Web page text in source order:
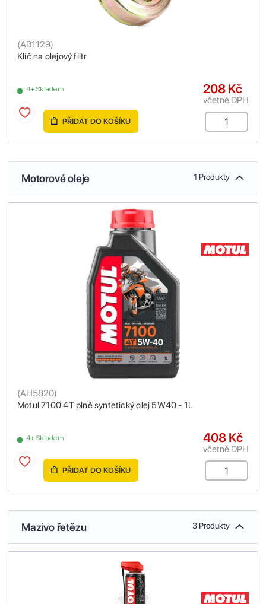
Klíč na olejový filtr
(AB1129)
4+ Skladem 208 Kč
včetně DPH
PŘIDAT DO KOŠÍKU
Motorové oleje 1 Produkty
Motul 7100 4T plně syntetický olej 5W40 - 1L
(AH5820)
4+ Skladem 408 Kč
včetně DPH
PŘIDAT DO KOŠÍKU
Mazivo řetězu 3 Produkty